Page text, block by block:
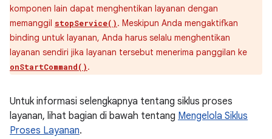
komponen lain dapat menghentikan layanan dengan
memanggil stopService(). Meskipun Anda mengaktifkan
binding untuk layanan, Anda harus selalu menghentikan
layanan sendiri jika layanan tersebut menerima panggilan ke
onStartCommand().
Untuk informasi selengkapnya tentang siklus proses
layanan, lihat bagian di bawah tentang Mengelola Siklus
Proses Layanan.